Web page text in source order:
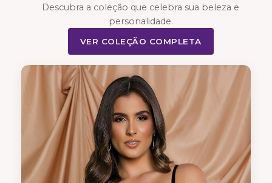
Descubra a coleção que celebra sua beleza e
personalidade.
VER COLEÇÃO COMPLETA